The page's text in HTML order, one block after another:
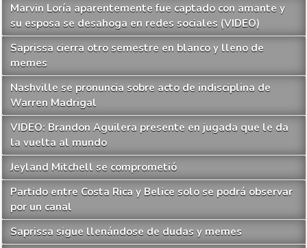
Marvin Loría aparentemente fue captado con amante y
su esposa se desahoga en redes sociales (VIDEO)
Saprissa cierra otro semestre en blanco y lleno de
memes
Nashville se pronuncia sobre acto de indisciplina de
Warren Madrigal
VIDEO: Brandon Aguilera presente en jugada que le da
la vuelta al mundo
Jeyland Mitchell se comprometió
Partido entre Costa Rica y Belice solo se podrá observar
por un canal
Saprissa sigue llenándose de dudas y memes